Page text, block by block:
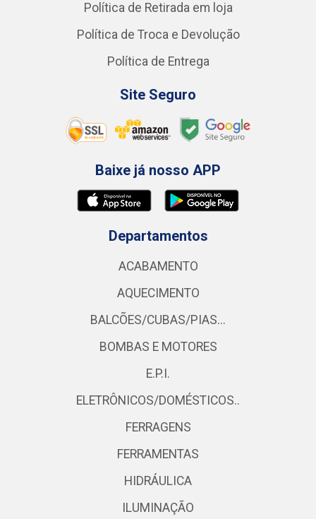
Política de Retirada em loja
Política de Troca e Devolução
Política de Entrega
Site Seguro
Baixe já nosso APP
Departamentos
ACABAMENTO
AQUECIMENTO
BALCÕES/CUBAS/PIAS...
BOMBAS E MOTORES
E.P.I.
ELETRÔNICOS/DOMÉSTICOS..
FERRAGENS
FERRAMENTAS
HIDRÁULICA
ILUMINAÇÃO